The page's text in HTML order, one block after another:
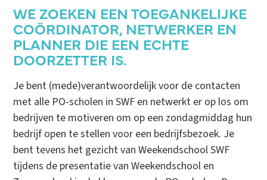
WE ZOEKEN EEN TOEGANKELIJKE
COÖRDINATOR, NETWERKER EN
PLANNER DIE EEN ECHTE
DOORZETTER IS.
Je bent (mede)verantwoordelijk voor de contacten
met alle PO-scholen in SWF en netwerkt er op los om
bedrijven te motiveren om op een zondagmiddag hun
bedrijf open te stellen voor een bedrijfsbezoek. Je
bent tevens het gezicht van Weekendschool SWF
tijdens de presentatie van Weekendschool en